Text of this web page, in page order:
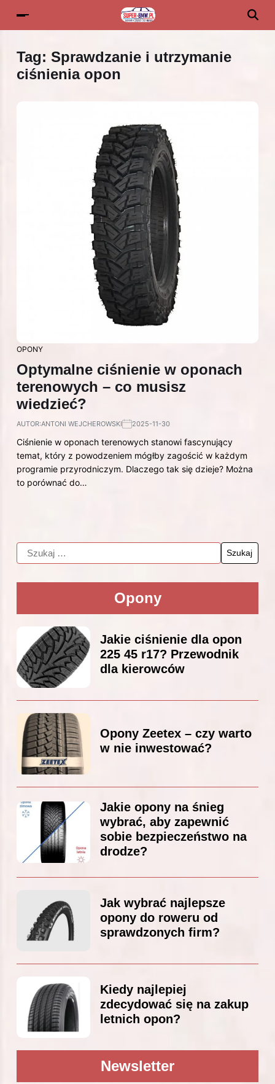
Tag: Sprawdzanie i utrzymanie
ciśnienia opon
OPONY
Optymalne ciśnienie w oponach
terenowych – co musisz
wiedzieć?
AUTOR:ANTONI WEJCHEROWSKI 2025-11-30
Ciśnienie w oponach terenowych stanowi fascynujący
temat, który z powodzeniem mógłby zagościć w każdym
programie przyrodniczym. Dlaczego tak się dzieje? Można
to porównać do…
Opony
Jakie ciśnienie dla opon
225 45 r17? Przewodnik
dla kierowców
Opony Zeetex – czy warto
w nie inwestować?
Jakie opony na śnieg
wybrać, aby zapewnić
sobie bezpieczeństwo na
drodze?
Jak wybrać najlepsze
opony do roweru od
sprawdzonych firm?
Kiedy najlepiej
zdecydować się na zakup
letnich opon?
Newsletter